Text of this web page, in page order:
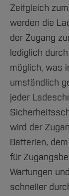
Zeitgleich
werden die
der Zugang
lediglich
möglich, was
umständlich
jeder
wird der
Batterien,
für
Wartungen
schneller